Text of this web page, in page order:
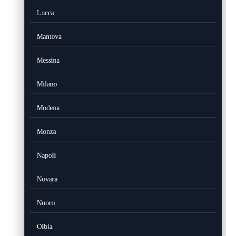
Lucca
Mantova
Messina
Milano
Modena
Monza
Napoli
Novara
Nuoro
Olbia